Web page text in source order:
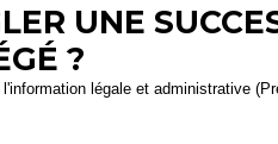
UNE
?
légale et administrative